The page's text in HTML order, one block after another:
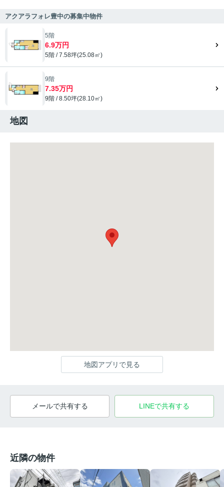
アクアラフォレ豊中の募集中物件
5階
6.9万円
5階 / 7.58坪(25.08㎡)
9階
7.35万円
9階 / 8.50坪(28.10㎡)
地図
地図アプリで見る
メールで共有する LINEで共有する
近隣の物件